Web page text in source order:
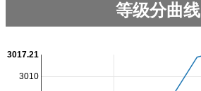
等级分曲线
3010
3017.21